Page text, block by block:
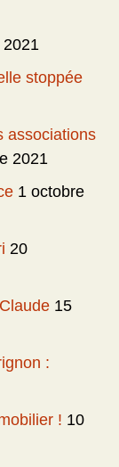
2021
stoppée
associations
2021
1 octobre
20
15
:
! 10